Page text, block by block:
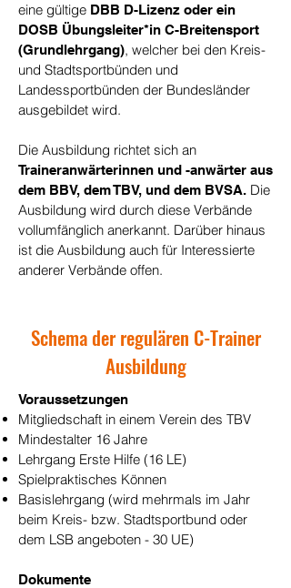
eine gültige DBB D-Lizenz oder ein
DOSB Übungsleiter*in C-Breitensport
(Grundlehrgang), welcher bei den Kreis-
und Stadtsportbünden und
Landessportbünden der Bundesländer
ausgebildet wird.
Die Ausbildung richtet sich an
Traineranwärterinnen und -anwärter aus
dem BBV, dem TBV, und dem BVSA. Die
Ausbildung wird durch diese Verbände
vollumfänglich anerkannt. Darüber hinaus
ist die Ausbildung auch für Interessierte
anderer Verbände offen.
Schema der regulären C-Trainer
Ausbildung
Voraussetzungen
Mitgliedschaft in einem Verein des TBV
Mindestalter 16 Jahre
Lehrgang Erste Hilfe (16 LE)
Spielpraktisches Können
Basislehrgang (wird mehrmals im Jahr
beim Kreis- bzw. Stadtsportbund oder
dem LSB angeboten - 30 UE)
Dokumente